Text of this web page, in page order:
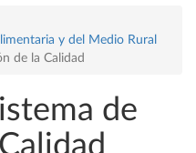
y del Medio Rural
de la Calidad
de